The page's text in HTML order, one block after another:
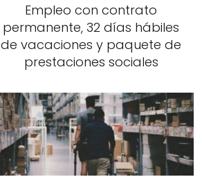
Empleo con contrato
permanente, 32 días hábiles
de vacaciones y paquete de
prestaciones sociales